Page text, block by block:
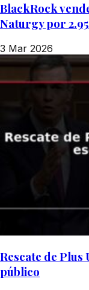
BlackRock
Naturgy por
3 Mar 2026
Rescate de
público